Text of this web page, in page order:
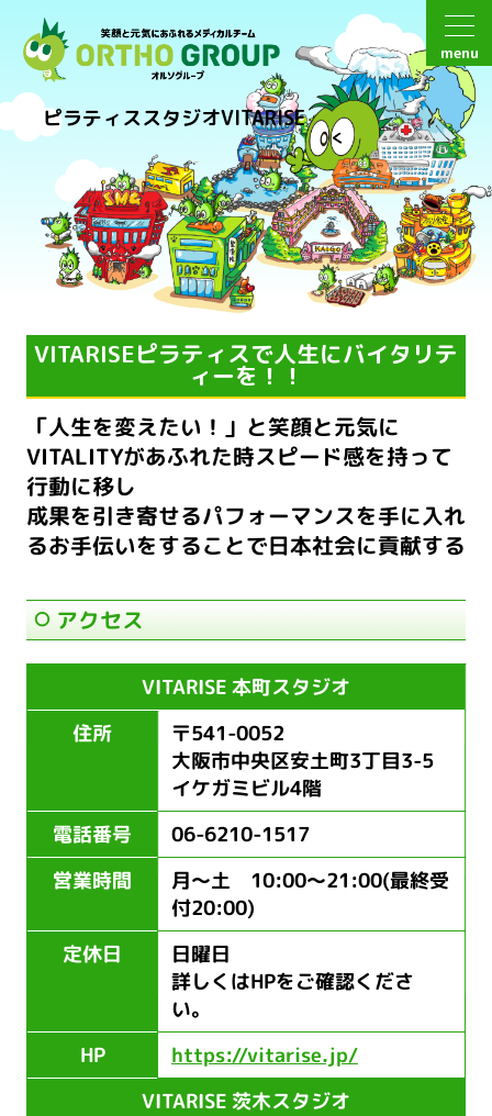
menu
ピラティススタジオVITARISE
VITARISEピラティスで人生にバイタリテ
ィーを！！
「人生を変えたい！」と笑顔と元気に
VITALITYがあふれた時スピード感を持って
行動に移し
成果を引き寄せるパフォーマンスを手に入れ
るお手伝いをすることで日本社会に貢献する
アクセス
VITARISE 本町スタジオ
住所 〒541-0052
大阪市中央区安土町3丁目3-5
イケガミビル4階
電話番号 06-6210-1517
営業時間 月～土 10:00～21:00(最終受
付20:00)
定休日 日曜日
詳しくはHPをご確認くださ
い。
HP https://vitarise.jp/
VITARISE 茨木スタジオ